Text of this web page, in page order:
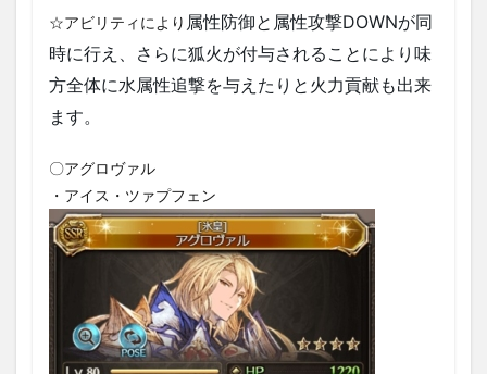
☆アビリティにより 属性防御と属性攻撃DOWNが同
時に行え、さらに狐火が付与されることにより味
方全体に水属性追撃を与えたりと火力貢献も出来
ます。
〇アグロヴァル
・アイス・ツァプフェン